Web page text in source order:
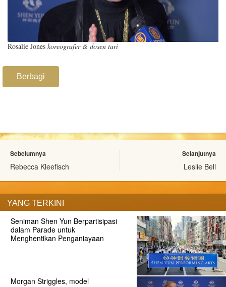
Rosalie Jones koreografer & dosen tari
Berbagi
Sebelumnya
Rebecca Kleefisch
Selanjutnya
Leslie Bell
YANG TERKINI
Seniman Shen Yun Berpartisipasi
dalam Parade untuk
Menghentikan Penganiayaan
Morgan Striggles, model